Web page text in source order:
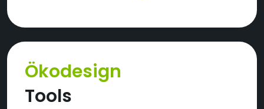
Ökodesign
Tools